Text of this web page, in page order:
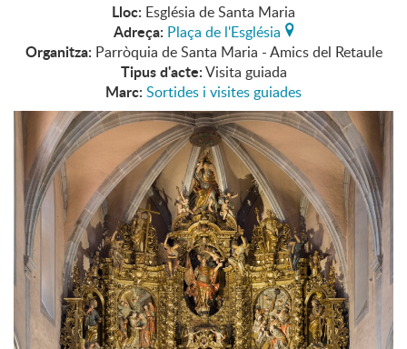
Lloc: Església de Santa Maria
Adreça: Plaça de l'Església
Organitza: Parròquia de Santa Maria - Amics del Retaule
Tipus d'acte:Visita guiada
Marc: Sortides i visites guiades